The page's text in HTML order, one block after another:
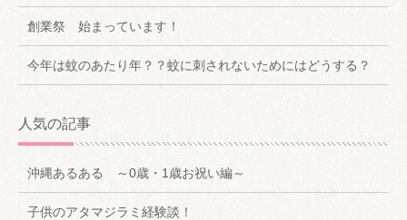
創業祭 始まっています！
今年は蚊のあたり年？？蚊に刺されないためにはどうする？
人気の記事
沖縄あるある ～0歳・1歳お祝い編～
子供のアタマジラミ経験談！